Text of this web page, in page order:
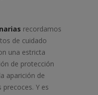
recordamos
de cuidado
una estricta
de protección
aparición de
Y es